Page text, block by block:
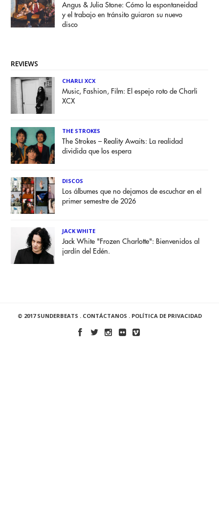
Angus & Julia Stone: Cómo la espontaneidad
y el trabajo en tránsito guiaron su nuevo
disco
REVIEWS
CHARLI XCX
Music, Fashion, Film: El espejo roto de Charli
XCX
THE STROKES
The Strokes – Reality Awaits: La realidad
dividida que los espera
DISCOS
Los álbumes que no dejamos de escuchar en el
primer semestre de 2026
JACK WHITE
Jack White "Frozen Charlotte": Bienvenidos al
jardín del Edén.
© 2017 SUNDERBEATS . CONTÁCTANOS . POLÍTICA DE PRIVACIDAD